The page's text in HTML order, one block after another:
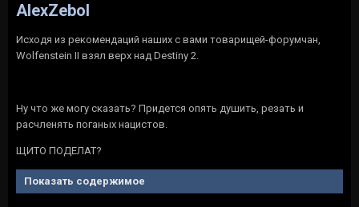
AlexZebol
Исходя из рекомендаций наших с вами товарищей-форумчан,
Wolfenstein II взял верх над Destiny 2.
Ну что же могу сказать? Придется опять душить, резать и
расчленять поганых нацистов.
ЩИТО ПОДЕЛАТ?
Показать содержимое